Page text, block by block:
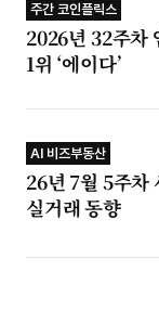
주간 코인플릭스
2026년 32주차
1위 ‘에이다’
AI 비즈부동산
26년 7월 5주차
실거래 동향